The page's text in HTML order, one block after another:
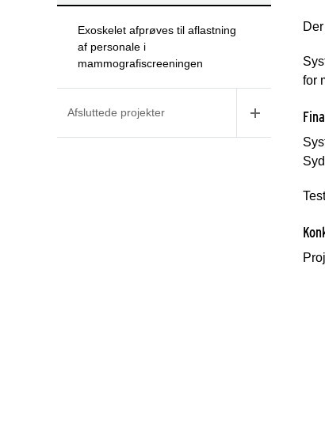
Exoskelet afprøves til aflastning
af personale i
mammografiscreeningen
Afsluttede projekter
for